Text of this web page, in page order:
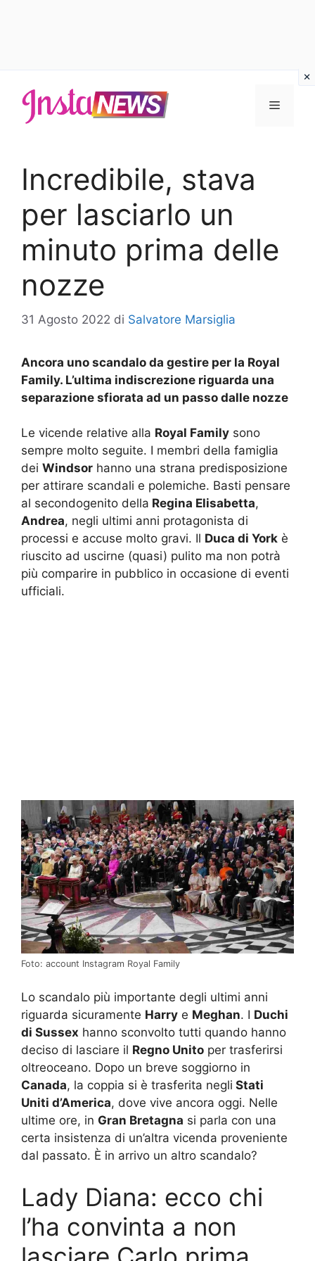
contenuto
Menu
Incredibile, stava
per lasciarlo un
minuto prima delle
nozze
31 Agosto 2022 di Salvatore Marsiglia
Ancora uno scandalo da gestire per la Royal
Family. L’ultima indiscrezione riguarda una
separazione sfiorata ad un passo dalle nozze
Le vicende relative alla Royal Family sono
sempre molto seguite. I membri della famiglia
dei Windsor hanno una strana predisposizione
per attirare scandali e polemiche. Basti pensare
al secondogenito della Regina Elisabetta,
Andrea, negli ultimi anni protagonista di
processi e accuse molto gravi. Il Duca di York è
riuscito ad uscirne (quasi) pulito ma non potrà
più comparire in pubblico in occasione di eventi
ufficiali.
Foto: account Instagram Royal Family
Lo scandalo più importante degli ultimi anni
riguarda sicuramente Harry e Meghan. I Duchi
di Sussex hanno sconvolto tutti quando hanno
deciso di lasciare il Regno Unito per trasferirsi
oltreoceano. Dopo un breve soggiorno in
Canada, la coppia si è trasferita negli Stati
Uniti d’America, dove vive ancora oggi. Nelle
ultime ore, in Gran Bretagna si parla con una
certa insistenza di un’altra vicenda proveniente
dal passato. È in arrivo un altro scandalo?
Lady Diana: ecco chi
l’ha convinta a non